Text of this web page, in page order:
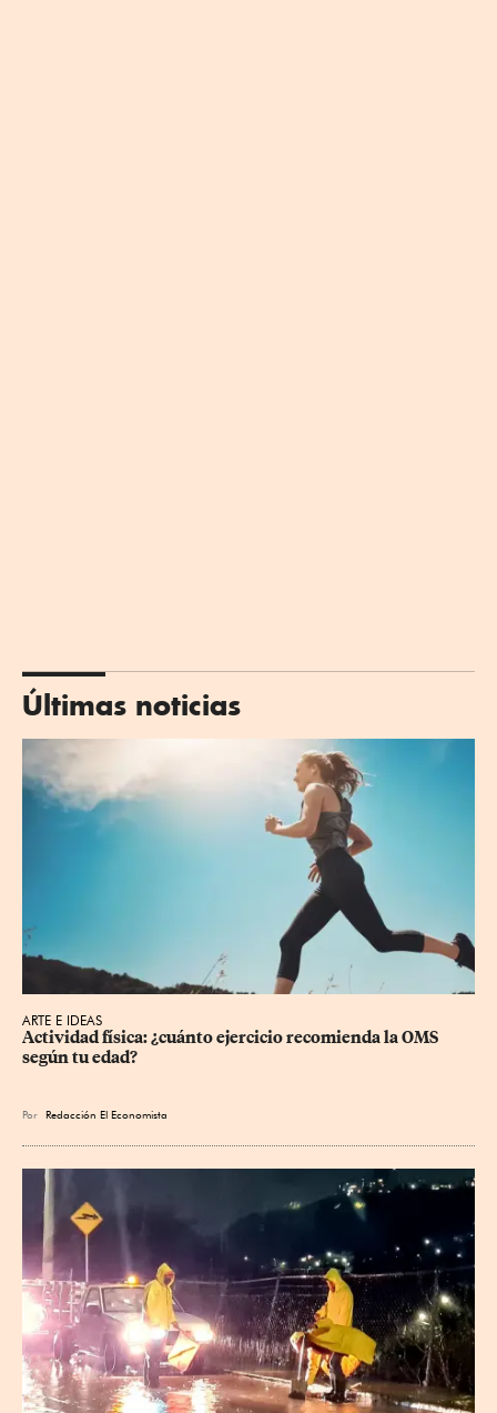
Últimas noticias
ARTE E IDEAS
Actividad física: ¿cuánto ejercicio recomienda la OMS
según tu edad?
Por Redacción El Economista